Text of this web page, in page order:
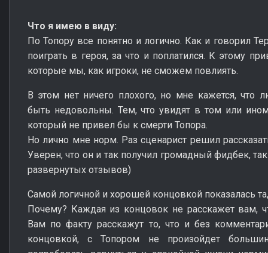
Что я имею в виду:
По Топору все понятно и логично. Как и говорил
поиграть в героя, за что и поплатился. К этому
которые мы, как игроки, не сможем повлиять.
В этом нет ничего плохого, но мне кажется, что
быть недовольны. Тем, что увидят в том или
который не привел бы к смерти Топора.
Но лично мне норм. Раз сценарист решил
Уверен, что он и так получил громадный фидбек,
развернутых отзывов)
Самой логичной и хорошей концовкой показалась
Почему? Каждая из концовок не расскажет вам,
Вам по факту расскажут то, что и без
концовкой, с Топором не произойдет